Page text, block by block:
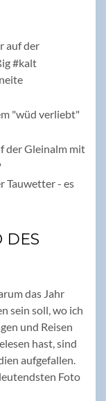
auf der
#kalt
"wüd verliebt"
der Gleinalm mit
Tauwetter - es
DES
das Jahr
sein soll, wo ich
und Reisen
hast, sind
aufgefallen.
Foto